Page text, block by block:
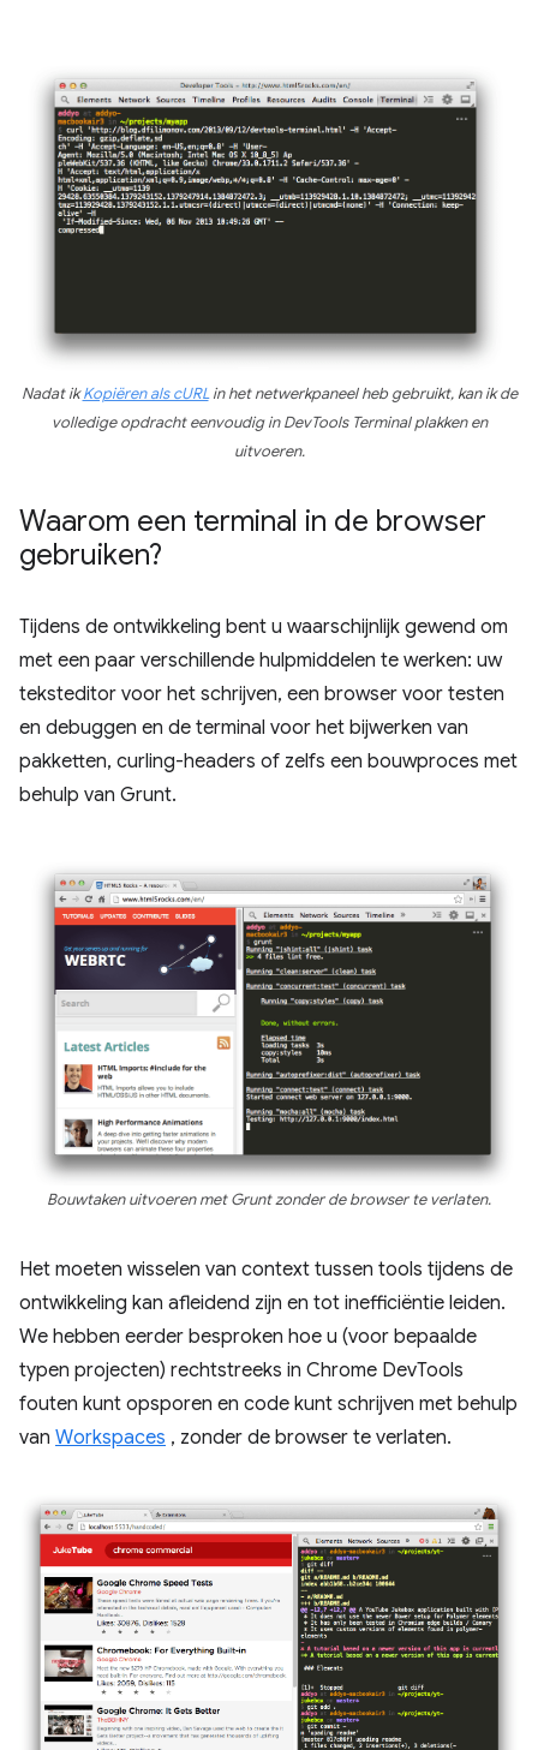
Nadat ikKopiëren als cURLin het netwerkpaneel heb gebruikt, kan ik de
volledige opdracht eenvoudig in DevTools Terminal plakken en
uitvoeren.
Waarom een ​​terminal in de browser
gebruiken?
Tijdens de ontwikkeling bent u waarschijnlijk gewend om
met een paar verschillende hulpmiddelen te werken: uw
teksteditor voor het schrijven, een browser voor testen
en debuggen en de terminal voor het bijwerken van
pakketten, curling-headers of zelfs een bouwproces met
behulp van Grunt.
Bouwtaken uitvoeren met Grunt zonder de browser te verlaten.
Het moeten wisselen van context tussen tools tijdens de
ontwikkeling kan afleidend zijn en tot inefficiëntie leiden.
We hebben eerder besproken hoe u (voor bepaalde
typen projecten) rechtstreeks in Chrome DevTools
fouten kunt opsporen en code kunt schrijven met behulp
van Workspaces , zonder de browser te verlaten.